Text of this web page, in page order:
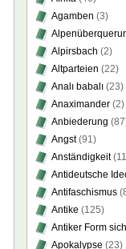
Agamben (3)
Alpirsbach (2)
Altparteien (22)
Analı babalı (23)
Anaximander (2)
Anbiederung
Angst(91)
Anständigkeit
Antideutsche
Antifaschismus
Antike (125)
Antiker Form
Apokalypse (23)